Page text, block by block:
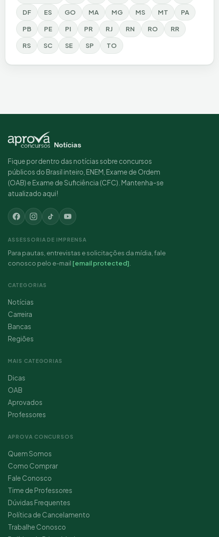
DF ES GO MA MG MS MT PA
PB PE PI PR RJ RN RO RR
RS SC SE SP TO
Fique por dentro das notícias sobre concursos
públicos do Brasil inteiro, ENEM, Exame de Ordem
(OAB) e Exame de Suficiência (CFC). Mantenha-se
atualizado aqui!
ASSESSORIA DE IMPRENSA
Para pautas, entrevistas e solicitações da mídia, fale
conosco pelo e-mail [email protected]
CATEGORIAS
Notícias
Carreira
Bancas
Regiões
MAIS CATEGORIAS
Dicas
OAB
Aprovados
Professores
APROVA CONCURSOS
Quem Somos
Como Comprar
Fale Conosco
Time de Professores
Dúvidas Frequentes
Política de Cancelamento
Trabalhe Conosco